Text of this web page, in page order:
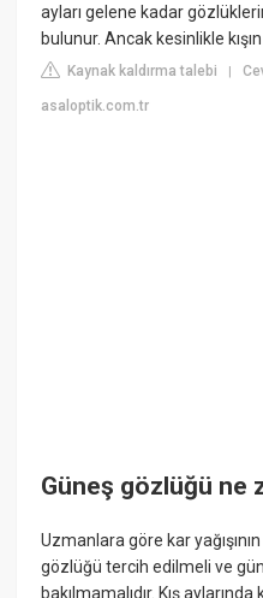
ayları gelene kadar
bulunur. Ancak kesinlikle
Kaynak kaldırma talebi |
asaloptik.com.tr
Güneş gözlüğü ne
Uzmanlara göre kar
gözlüğü tercih edilmeli ve
bakılmamalıdır. Kış